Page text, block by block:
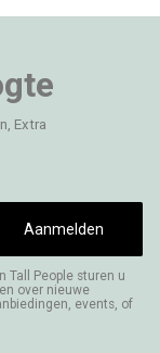
Extra
Aanmelden
Tall People sturen u
over nieuwe
events, of